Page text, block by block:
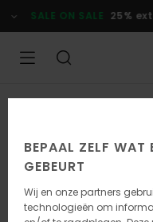
naar
Productinformatie
SALE ON SALE 25%
BEPAAL ZELF WAT
GEBEURT
Wij en onze partners
technologieën om